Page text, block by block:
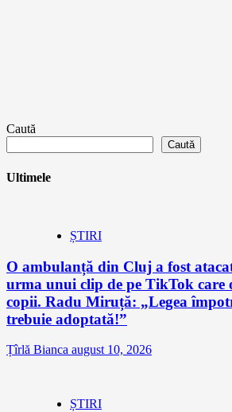
Caută
Caută
Ultimele
ȘTIRI
O ambulanță din Cluj a fost
urma unui clip de pe TikTok care
copii. Radu Miruță: „Legea
trebuie adoptată!”
Țîrlă Bianca august 10, 2026
ȘTIRI